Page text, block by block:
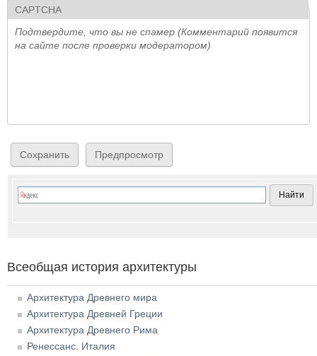
CAPTCHA
Подтвердите, что вы не спамер (Комментарий появится
на сайте после проверки модератором)
Всеобщая история архитектуры
Архитектура Древнего мира
Архитектура Древней Греции
Архитектура Древнего Рима
Ренессанс. Италия